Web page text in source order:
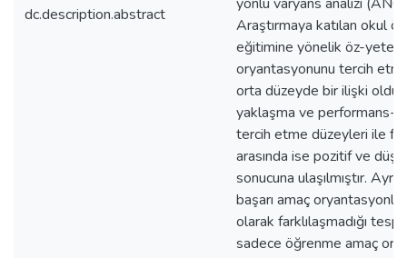
dc.description.abstract
Araştırmaya katılan okul
eğitimine yönelik öz-
oryantasyonunu tercih
orta düzeyde bir ilişki
yaklaşma ve performans-
tercih etme düzeyleri ile
arasında ise pozitif ve
sonucuna ulaşılmıştır.
başarı amaç
olarak farklılaşmadığı
sadece öğrenme amaç